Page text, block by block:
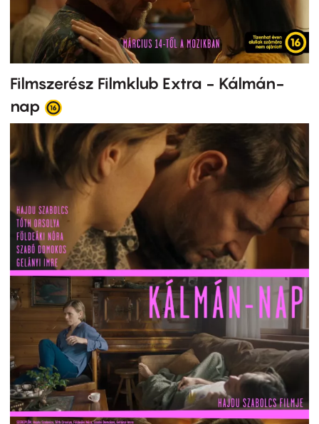
Filmszerész Filmklub Extra - Kálmán-
nap